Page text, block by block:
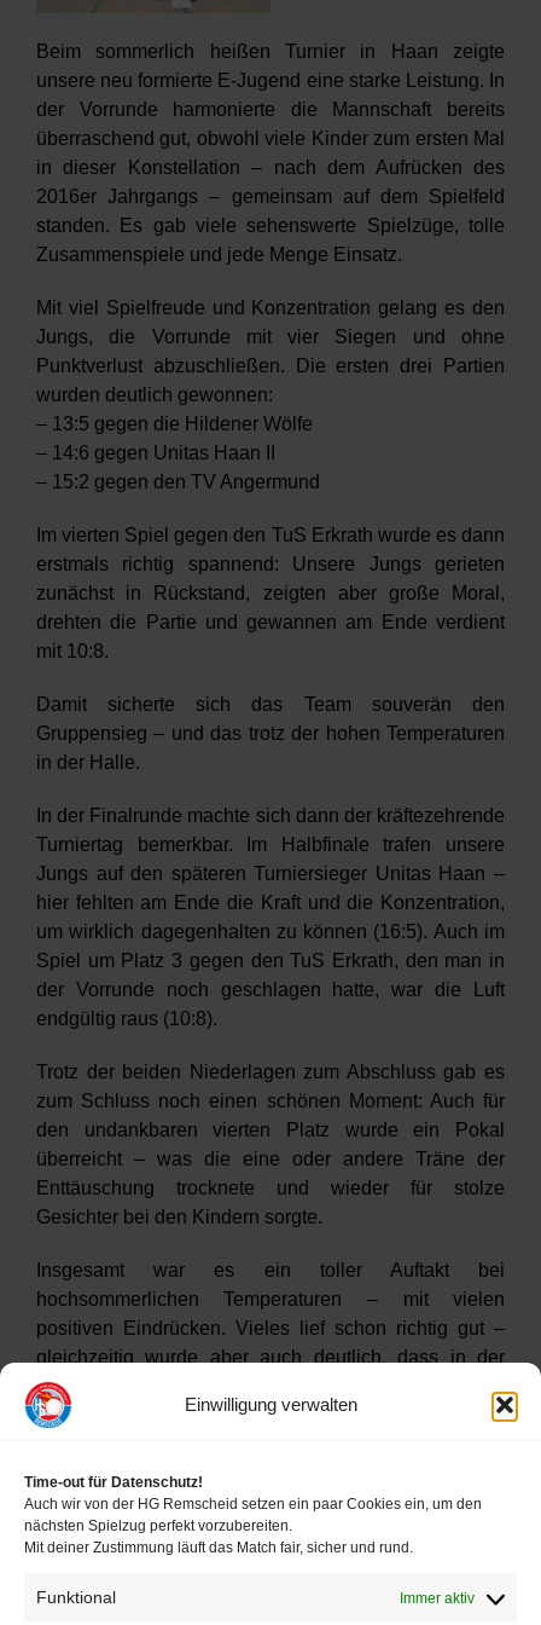
Einwilligung verwalten
Time-out für Datenschutz!
Auch wir von der HG Remscheid setzen ein paar Cookies ein, um den
nächsten Spielzug perfekt vorzubereiten.
Mit deiner Zustimmung läuft das Match fair, sicher und rund.
Funktional Immer aktiv
HRW
Beim sommerlich heißen Turnier in Haan zeigte
unsere neu formierte E-Jugend eine starke Leistung. In
der Vorrunde harmonierte die Mannschaft bereits
überraschend gut, obwohl viele Kinder zum ersten Mal
in dieser Konstellation – nach dem Aufrücken des
2016er Jahrgangs – gemeinsam auf dem Spielfeld
standen. Es gab viele sehenswerte Spielzüge, tolle
Zusammenspiele und jede Menge Einsatz.
Mit viel Spielfreude und Konzentration gelang es den
Jungs, die Vorrunde mit vier Siegen und ohne
Punktverlust abzuschließen. Die ersten drei Partien
wurden deutlich gewonnen:
– 13:5 gegen die Hildener Wölfe
– 14:6 gegen Unitas Haan II
– 15:2 gegen den TV Angermund
Im vierten Spiel gegen den TuS Erkrath wurde es dann
erstmals richtig spannend: Unsere Jungs gerieten
zunächst in Rückstand, zeigten aber große Moral,
drehten die Partie und gewannen am Ende verdient
mit 10:8.
Damit sicherte sich das Team souverän den
Gruppensieg – und das trotz der hohen Temperaturen
in der Halle.
In der Finalrunde machte sich dann der kräftezehrende
Turniertag bemerkbar. Im Halbfinale trafen unsere
Jungs auf den späteren Turniersieger Unitas Haan –
hier fehlten am Ende die Kraft und die Konzentration,
um wirklich dagegenhalten zu können (16:5). Auch im
Spiel um Platz 3 gegen den TuS Erkrath, den man in
der Vorrunde noch geschlagen hatte, war die Luft
endgültig raus (10:8).
Trotz der beiden Niederlagen zum Abschluss gab es
zum Schluss noch einen schönen Moment: Auch für
den undankbaren vierten Platz wurde ein Pokal
überreicht – was die eine oder andere Träne der
Enttäuschung trocknete und wieder für stolze
Gesichter bei den Kindern sorgte.
Insgesamt war es ein toller Auftakt bei
hochsommerlichen Temperaturen – mit vielen
positiven Eindrücken. Vieles lief schon richtig gut –
gleichzeitig wurde aber auch deutlich, dass in der
Abwehr noch Luft nach oben ist. Daran wird das Team
in den kommenden Wochen sicher weiter arbeiten.